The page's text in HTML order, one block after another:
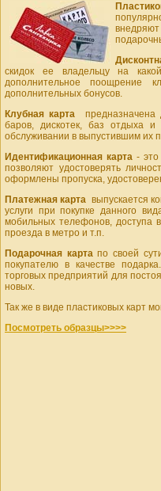
скидок ее владельцу на
дополнительное поощрение
дополнительных бонусов.
Клубная карта предназначена
баров, дискотек, баз отдыха
обслуживании в выпустившим их
Идентификационная карта -
позволяют удостоверять
оформлены пропуска,
Платежная карта выпускается
услуги при покупке данного
мобильных телефонов, доступа
проезда в метро и т.п.
Подарочная картапо своей
покупателю в качестве
торговых предприятий для
новых.
Так же в виде пластиковых карт
Посмотреть образцы>>>>